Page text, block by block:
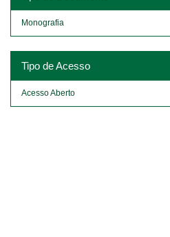
Monografia
Tipo de Acesso
Acesso Aberto